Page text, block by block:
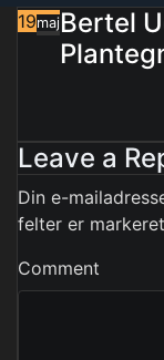
19majBertel
Leave a
Din e-
felter er
Comment